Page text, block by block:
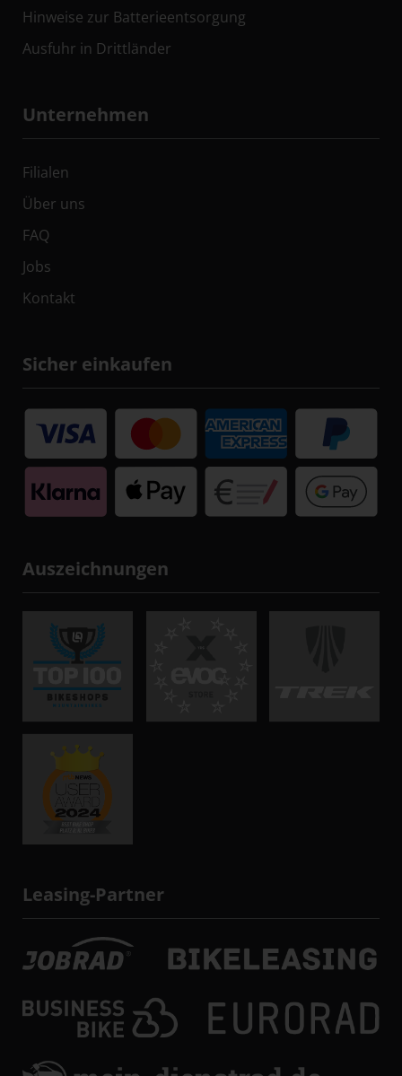
Hinweise zur Batterieentsorgung
Ausfuhr in Drittländer
Unternehmen
Filialen
Über uns
FAQ
Jobs
Kontakt
Sicher einkaufen
Auszeichnungen
Leasing-Partner